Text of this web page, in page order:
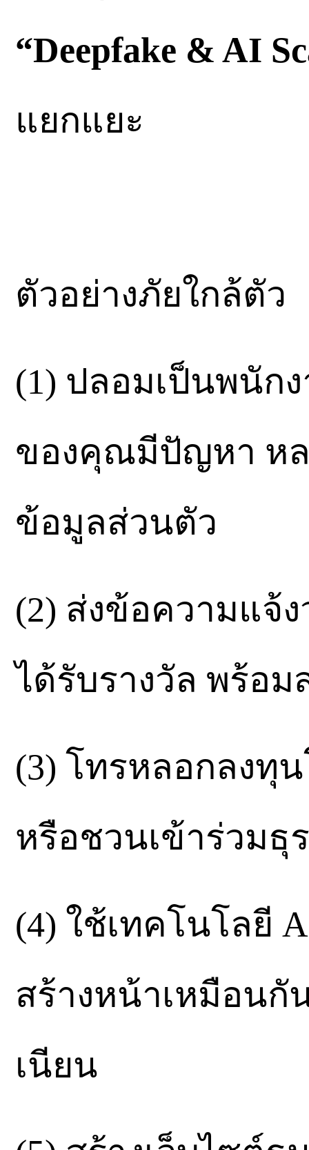
“Deepfake & AI
แยกแยะ
ตัวอย่างภัยใกล้ตัว
(1) ปลอมเป็นพนัก
ของคุณมีปัญหา หล
ข้อมูลส่วนตัว
(2) ส่งข้อความแ
ได้รับรางวัล พร้อ
(3) โทรหลอกลงทุ
หรือชวนเข้าร่วมธุ
(4) ใช้เทคโนโลยี
สร้างหน้าเหมือนกั
เนียน